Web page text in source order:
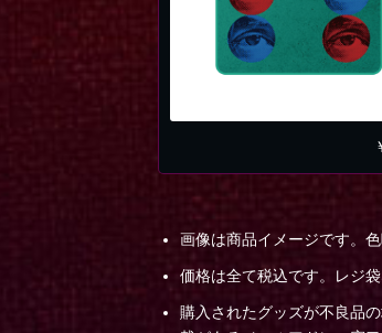
画像は商品イメージです。
価格は全て税込です。レジ
購入されたグッズが不良品